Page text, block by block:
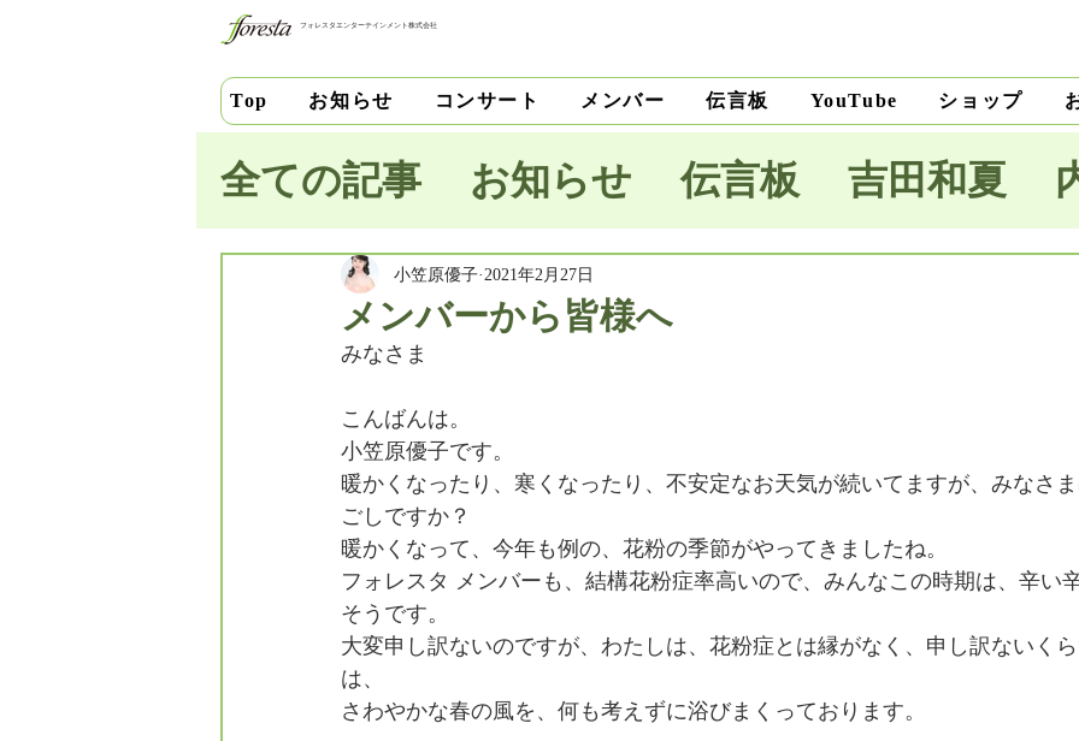
フォレスタエンターテインメント株式会社
Top お知らせ コンサート メンバー 伝言板 YouTube ショップ
全ての記事 お知らせ 伝言板 吉田和夏
池田史花 三宅里菜
中安千晶
竹内直紀 山本将生 大野隆 石川和男
フォレスタエンターテインメント
メンバーから皆様へ
小笠原優子 2021年2月27日
みなさま
こんばんは。
小笠原優子です。
暖かくなったり、寒くなったり、不安定なお天気が続いてますが、みなさ
ごしですか？
暖かくなって、今年も例の、花粉の季節がやってきましたね。
フォレスタ メンバーも、結構花粉症率高いので、みんなこの時期は、辛い
そうです。
大変申し訳ないのですが、わたしは、花粉症とは縁がなく、申し訳ないく
は、
さわやかな春の風を、何も考えずに浴びまくっております。